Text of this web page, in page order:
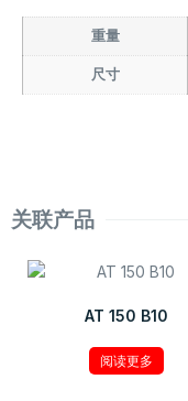
重量
尺寸
关联产品
AT 150 B10
阅读更多